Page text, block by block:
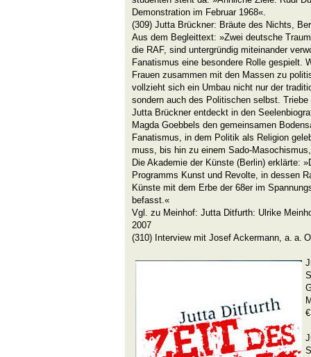
Demonstration im Februar 1968«.
(309) Jutta Brückner: Bräute des Nichts,
Aus dem Begleittext: »Zwei deutsche
die RAF, sind untergründig miteinander
Fanatismus eine besondere Rolle gespielt.
Frauen zusammen mit den Massen zu
vollzieht sich ein Umbau nicht nur der
sondern auch des Politischen selbst.
Jutta Brückner entdeckt in den
Magda Goebbels den gemeinsamen
Fanatismus, in dem Politik als Religion
muss, bis hin zu einem Sado-
Die Akademie der Künste (Berlin) erklärte:
Programms Kunst und Revolte, in dessen
Künste mit dem Erbe der 68er im
befasst.«
Vgl. zu Meinhof: Jutta Ditfurth: Ulrike
2007
(310) Interview mit Josef Ackermann, a. a.